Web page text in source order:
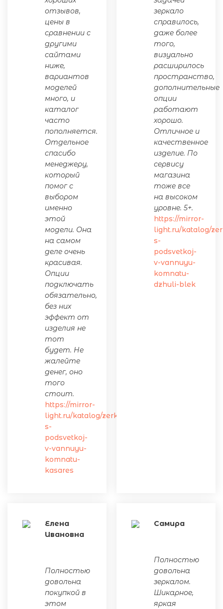
отзывов,
цены в
сравнении с
другими
сайтами
ниже,
вариантов
моделей
много, и
каталог
часто
пополняется.
Отдельное
спасибо
менеджеру,
который
помог с
выбором
именно
этой
модели. Она
на самом
деле очень
красивая.
Опции
подключать
обязательно,
без них
эффект от
изделия не
тот
будет. Не
жалейте
денег, оно
того
стоит.
https://mirror-
light.ru/katalog/zerkalo-
s-
podsvetkoj-
v-vannuyu-
komnatu-
kasares
зеркало
справилось,
даже более
того,
визуально
расширилось
пространство,
дополнительные
опции
работают
хорошо.
Отличное и
качественное
изделие. По
сервису
магазина
тоже все
на высоком
уровне. 5+.
https://mirror-
light.ru/katalog/
s-
podsvetkoj-
v-vannuyu-
komnatu-
dzhuli-blek
Елена
Ивановна
Полностью
довольна
покупкой в
этом
Самира
Полностью
довольна
зеркалом.
Шикарное,
яркая